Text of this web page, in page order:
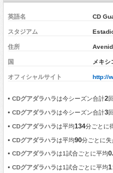
英語名 CD
スタジアム
住所
国 メキシ
オフィシャルサイト http://
• CDグアダラハラは今シーズン合計2
• CDグアダラハラは今シーズン合計3
• CDグアダラハラは平均134分ごとに
• CDグアダラハラは平均90分ごとに失
• CDグアダラハラは1試合ごとに平均
• CDグアダラハラは1試合ごとに平均1